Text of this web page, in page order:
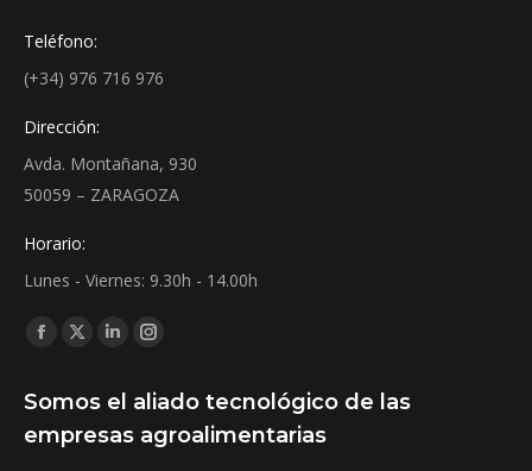
Teléfono:
(+34) 976 716 976
Dirección:
Avda. Montañana, 930
50059 – ZARAGOZA
Horario:
Lunes - Viernes: 9.30h - 14.00h
Find us on:
Facebook
opens
in
X
opens
in
Linkedin
opens
in
Instagram
opens
in
Somos el aliado tecnológico de las
empresas agroalimentarias